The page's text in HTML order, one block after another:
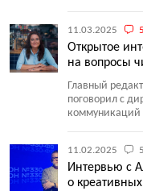
11.03.2025
Открытое
на вопросы
Главный
поговорил с
11.02.2025 5
Интервью с
о